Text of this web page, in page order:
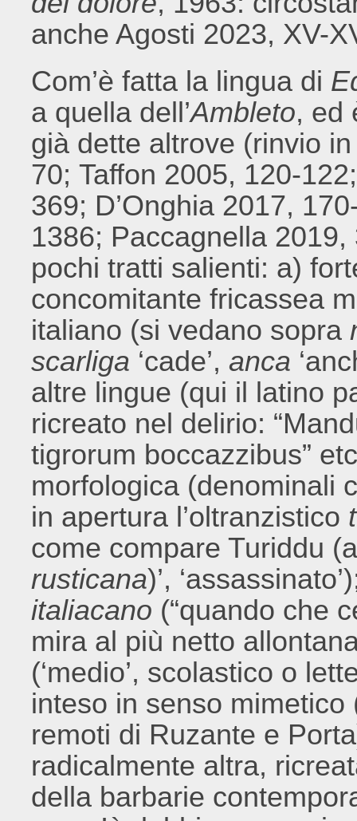
anche Agosti 2023, XV-
Com’è fatta la lingua di
a quella dell’Ambleto, ed
già dette altrove (rinvio
70; Taffon 2005, 120-
369; D’Onghia 2017,
1386; Paccagnella
pochi tratti salienti: a)
concomitante fricassea
italiano (si vedano sopra
scarliga ‘cade’,anca
altre lingue (qui il latino
ricreato nel delirio:
tigrorum boccazzibus”
morfologica (denominali
in apertura l’oltranzistico
come compare Turiddu
rusticana)’,
italiacano (“quando che
mira al più netto
(‘medio’, scolastico o
inteso in senso
remoti di Ruzante e
radicalmente altra,
della barbarie